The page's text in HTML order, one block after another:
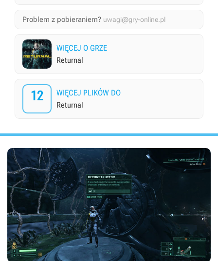
Problem z pobieraniem? uwagi@gry-online.pl
WIĘCEJ O GRZE
Returnal
12
WIĘCEJ PLIKÓW DO
Returnal